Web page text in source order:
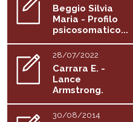
Beggio Silvia
Maria - Profilo
psicosomatico...
28/07/2022
Carrara E. -
Lance
Armstrong.
Esiste una
zona...
30/08/2014